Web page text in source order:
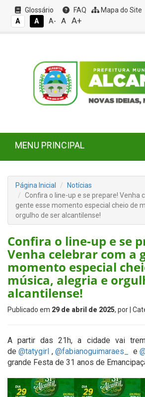
Glossário FAQ Mapa do Site
A
A A- A A+
MENU PRINCIPAL
Página Inicial
Notícias
Confira o line-up e se prepare! Venha
gente esse momento especial cheio de
orgulho de ser alcantilense!
Confira o line-up e se
Venha celebrar com a
momento especial
música, alegria e
alcantilense!
Publicado em 29 de abril de 2025, por |
A partir das 21h, a cidade vai
de@tatygirl ,@fabianoguimaraes_ e
grande Festa de 31 anos de